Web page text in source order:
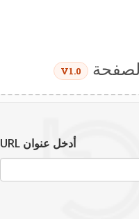
V1.0
أدخل عنوان URL